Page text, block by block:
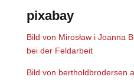
pix­a­bay
Bild von Mirosław i Joan­na
bei der Feld­ar­beit
Bild von bert­hold­bro­der­sen